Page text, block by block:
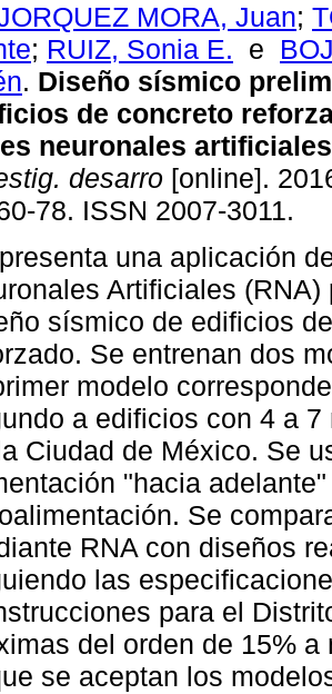
MORA, Juan;
; RUIZ, Sonia E. e
. Diseño sísmico
de concreto
neuronales
desarro [online].
78. ISSN 2007-3011.
una aplicación
Artificiales (RNA)
sísmico de edificios
Se entrenan dos
modelo
a edificios con 4 a
Ciudad de México. Se
"hacia
Se
RNA con diseños
las
para el
del orden de 15%
se aceptan los